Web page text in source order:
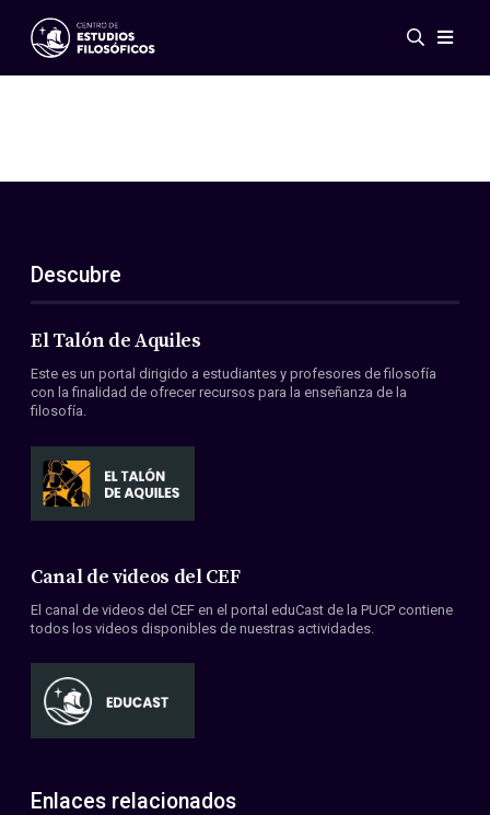
Eventos
ES
EN
Acerca de nosotros
Miembros
Convenios
Descubre
El Talón de Aquiles
Este es un portal dirigido a estudiantes y profesores de filosofía
con la finalidad de ofrecer recursos para la enseñanza de la
filosofía.
Canal de videos del CEF
El canal de videos del CEF en el portal eduCast de la PUCP contiene
todos los videos disponibles de nuestras actividades.
Enlaces relacionados